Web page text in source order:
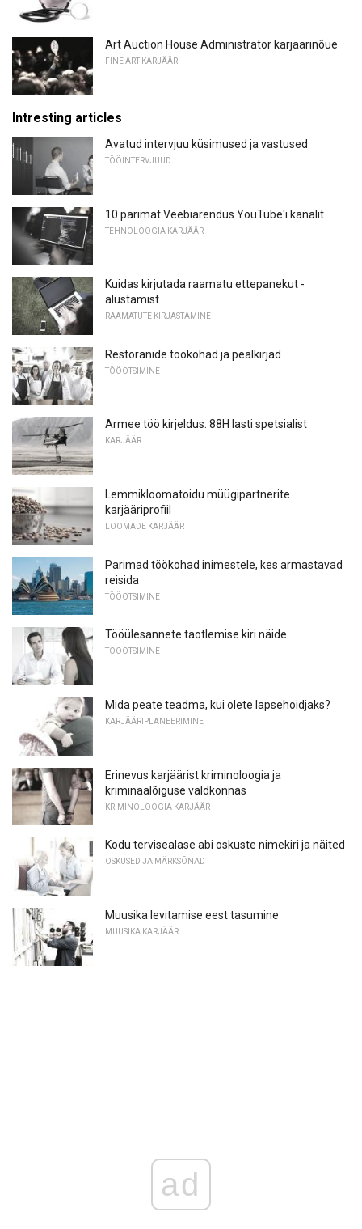
Art Auction House Administrator karjäärinõue
FINE ART KARJÄÄR
Intresting articles
Avatud intervjuu küsimused ja vastused
TÖÖINTERVJUUD
10 parimat Veebiarendus YouTube'i kanalit
TEHNOLOOGIA KARJÄÄR
Kuidas kirjutada raamatu ettepanekut -
alustamist
RAAMATUTE KIRJASTAMINE
Restoranide töökohad ja pealkirjad
TÖÖOTSIMINE
Armee töö kirjeldus: 88H lasti spetsialist
KARJÄÄR
Lemmikloomatoidu müügipartnerite
karjääriprofiil
LOOMADE KARJÄÄR
Parimad töökohad inimestele, kes armastavad
reisida
TÖÖOTSIMINE
Tööülesannete taotlemise kiri näide
TÖÖOTSIMINE
Mida peate teadma, kui olete lapsehoidjaks?
KARJÄÄRIPLANEERIMINE
Erinevus karjäärist kriminoloogia ja
kriminaalõiguse valdkonnas
KRIMINOLOOGIA KARJÄÄR
Kodu tervisealase abi oskuste nimekiri ja näited
OSKUSED JA MÄRKSÕNAD
Muusika levitamise eest tasumine
MUUSIKA KARJÄÄR
ad